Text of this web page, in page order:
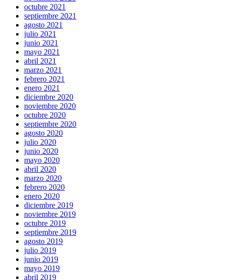
octubre 2021
septiembre 2021
agosto 2021
julio 2021
junio 2021
mayo 2021
abril 2021
marzo 2021
febrero 2021
enero 2021
diciembre 2020
noviembre 2020
octubre 2020
septiembre 2020
agosto 2020
julio 2020
junio 2020
mayo 2020
abril 2020
marzo 2020
febrero 2020
enero 2020
diciembre 2019
noviembre 2019
octubre 2019
septiembre 2019
agosto 2019
julio 2019
junio 2019
mayo 2019
abril 2019